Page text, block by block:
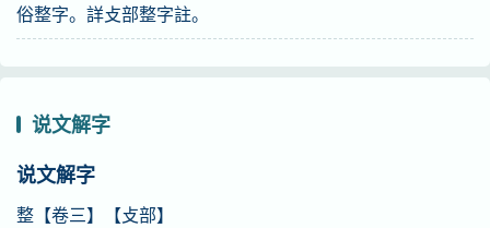
俗整字。詳攴部整字註。
说文解字
说文解字
整【卷三】【攴部】